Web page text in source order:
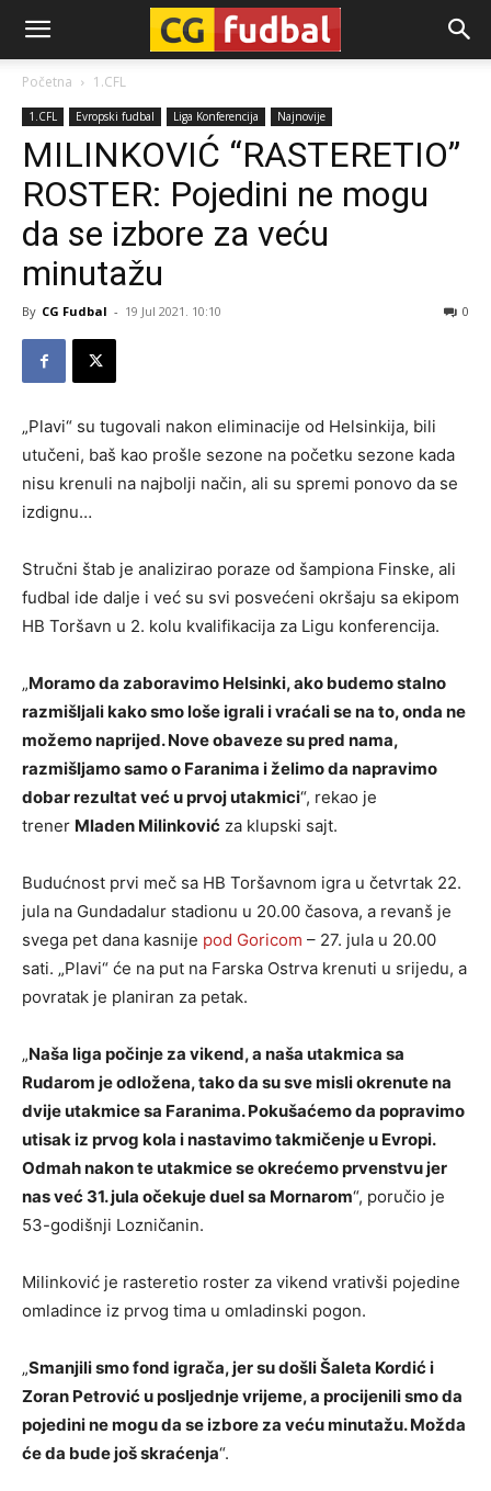
CG-
Fudbal
Početna 1.CFL
1.CFL Evropski fudbal Liga Konferencija Najnovije
MILINKOVIĆ “RASTERETIO”
ROSTER: Pojedini ne mogu
da se izbore za veću
minutažu
By CG Fudbal - 19 Jul 2021. 10:10 0
„Plavi“ su tugovali nakon eliminacije od Helsinkija, bili
utučeni, baš kao prošle sezone na početku sezone kada
nisu krenuli na najbolji način, ali su spremi ponovo da se
izdignu…
Stručni štab je analizirao poraze od šampiona Finske, ali
fudbal ide dalje i već su svi posvećeni okršaju sa ekipom
HB Toršavn u 2. kolu kvalifikacija za Ligu konferencija.
„Moramo da zaboravimo Helsinki, ako budemo stalno
razmišljali kako smo loše igrali i vraćali se na to, onda ne
možemo naprijed. Nove obaveze su pred nama,
razmišljamo samo o Faranima i želimo da napravimo
dobar rezultat već u prvoj utakmici“, rekao je
trener Mladen Milinković za klupski sajt.
Budućnost prvi meč sa HB Toršavnom igra u četvrtak 22.
jula na Gundadalur stadionu u 20.00 časova, a revanš je
svega pet dana kasnije pod Goricom – 27. jula u 20.00
sati. „Plavi“ će na put na Farska Ostrva krenuti u srijedu, a
povratak je planiran za petak.
„Naša liga počinje za vikend, a naša utakmica sa
Rudarom je odložena, tako da su sve misli okrenute na
dvije utakmice sa Faranima. Pokušaćemo da popravimo
utisak iz prvog kola i nastavimo takmičenje u Evropi.
Odmah nakon te utakmice se okrećemo prvenstvu jer
nas već 31. jula očekuje duel sa Mornarom“, poručio je
53-godišnji Lozničanin.
Milinković je rasteretio roster za vikend vrativši pojedine
omladince iz prvog tima u omladinski pogon.
„Smanjili smo fond igrača, jer su došli Šaleta Kordić i
Zoran Petrović u posljednje vrijeme, a procijenili smo da
pojedini ne mogu da se izbore za veću minutažu. Možda
će da bude još skraćenja“.